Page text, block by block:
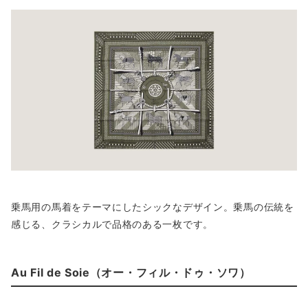
乗馬用の馬着をテーマにしたシックなデザイン。乗馬の伝統を
感じる、クラシカルで品格のある一枚です。
Au Fil de Soie（オー・フィル・ドゥ・ソワ）